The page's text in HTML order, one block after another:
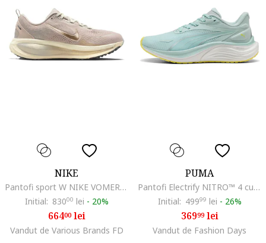
NIKE
Pantofi sport W NIKE VOMERO 18 SE-IF4463-200
Initial: 83000 lei - 20%
66400lei
Vandut de Various Brands FD
PUMA
Pantofi Electrify NITRO™ 4 cu logo lateral pentru alergare, Alb/Turcoaz/Galben pal
Initial: 49999 lei - 26%
36999lei
Vandut de Fashion Days